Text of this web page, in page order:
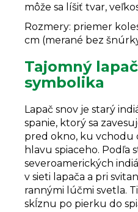
môže sa líšiť tvar,
Rozmery: priemer
cm (merané bez
Tajomný
symbolika
Lapač snov je starý
spanie, ktorý sa
pred okno, ku vchodu
hlavu spiaceho. Podľa
severoamerických
v sieti lapača a pri
rannými lúčmi svetla.
skĺznu po pierku do